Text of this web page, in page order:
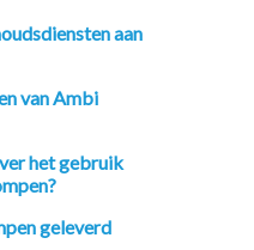
aan
van Ambi
het gebruik
geleverd